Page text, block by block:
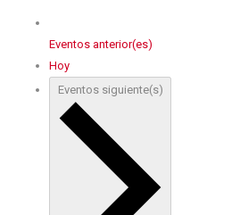
Eventos anterior(es)
Hoy
Eventossiguiente(s)